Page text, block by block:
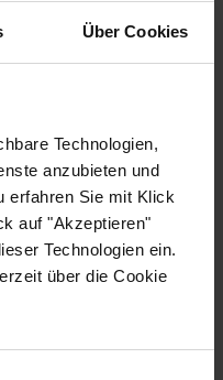
Über Cookies
Technologien,
anzubieten und
erfahren Sie mit Klick
auf "Akzeptieren"
Technologien ein.
über die Cookie